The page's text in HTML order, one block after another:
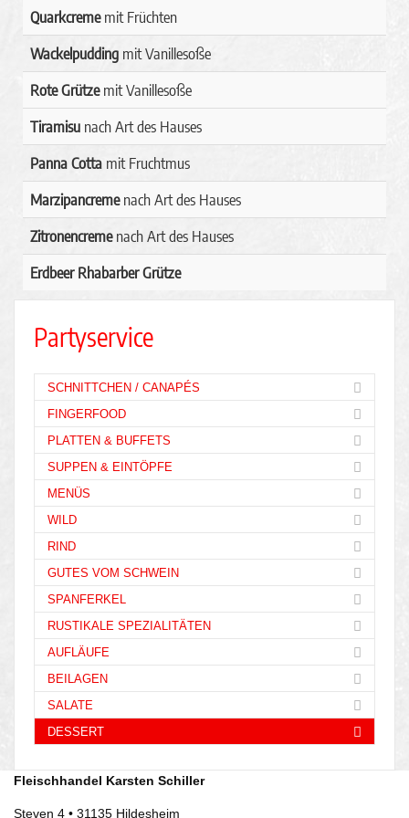
Quarkcrememit Früchten
Wackelpudding mit Vanillesoße
Rote Grützemit Vanillesoße
Tiramisu nach Art des Hauses
Panna Cotta mit Fruchtmus
Marzipancremenach Art des Hauses
Zitronencremenach Art des Hauses
Erdbeer Rhabarber Grütze
Partyservice
SCHNITTCHEN / CANAPÉS
FINGERFOOD
PLATTEN & BUFFETS
SUPPEN & EINTÖPFE
MENÜS
WILD
RIND
GUTES VOM SCHWEIN
SPANFERKEL
RUSTIKALE SPEZIALITÄTEN
AUFLÄUFE
BEILAGEN
SALATE
DESSERT
Fleischhandel Karsten Schiller
Steven 4 • 31135 Hildesheim